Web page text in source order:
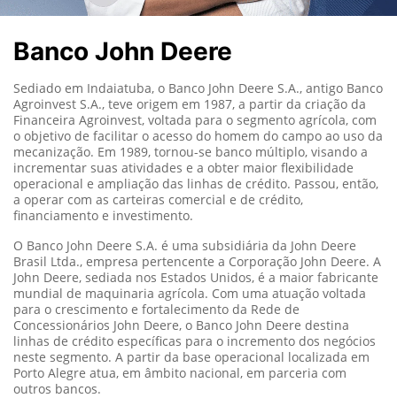
Banco John Deere
Sediado em Indaiatuba, o Banco John Deere S.A., antigo Banco
Agroinvest S.A., teve origem em 1987, a partir da criação da
Financeira Agroinvest, voltada para o segmento agrícola, com
o objetivo de facilitar o acesso do homem do campo ao uso da
mecanização. Em 1989, tornou-se banco múltiplo, visando a
incrementar suas atividades e a obter maior flexibilidade
operacional e ampliação das linhas de crédito. Passou, então,
a operar com as carteiras comercial e de crédito,
financiamento e investimento.
O Banco John Deere S.A. é uma subsidiária da John Deere
Brasil Ltda., empresa pertencente a Corporação John Deere. A
John Deere, sediada nos Estados Unidos, é a maior fabricante
mundial de maquinaria agrícola. Com uma atuação voltada
para o crescimento e fortalecimento da Rede de
Concessionários John Deere, o Banco John Deere destina
linhas de crédito específicas para o incremento dos negócios
neste segmento. A partir da base operacional localizada em
Porto Alegre atua, em âmbito nacional, em parceria com
outros bancos.